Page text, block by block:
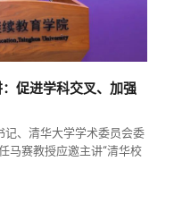
促进学科交叉、加强
记、清华大学学术委员会委
马赛教授应邀主讲“清华校